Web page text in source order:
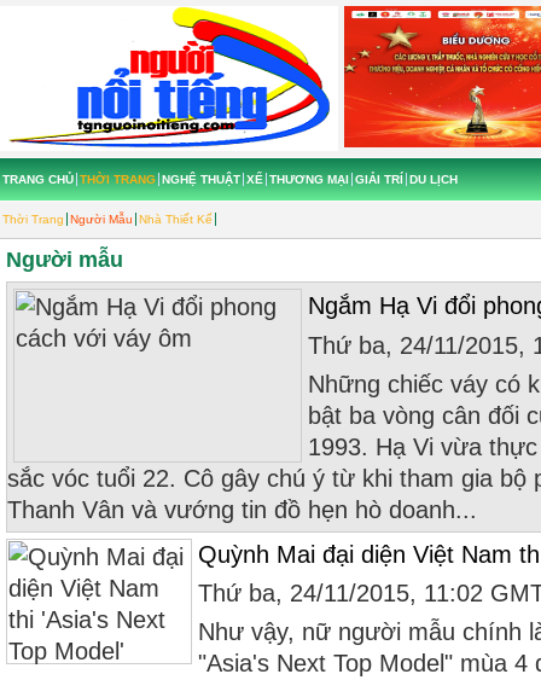
TRANG CHỦ THỜI TRANG
Thời Trang Người Mẫu Nhà Thiết Kế
NGHỆ THUẬT XẾ THƯƠNG MẠI GIẢI TRÍ DU LỊCH
Người mẫu
Ngắm Hạ Vi đổi
Thứ ba, 24/11/2015,
Những chiếc váy có
bật ba vòng cân đối
1993. Hạ Vi vừa
sắc vóc tuổi 22. Cô gây chú ý từ khi tham gia bộ
Thanh Vân và vướng tin đồ hẹn hò doanh...
Quỳnh Mai đại diện Việt Nam
Thứ ba, 24/11/2015, 11:02
Như vậy, nữ người mẫu chính
"Asia's Next Top Model" mùa